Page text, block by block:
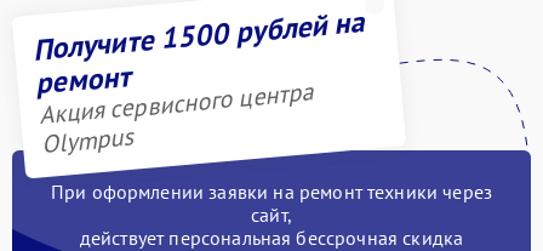
Получите 1500 рублей на
ремонт
Акция сервисного центра
Olympus
При оформлении заявки на ремонт техники через
сайт,
действует персональная бессрочная скидка